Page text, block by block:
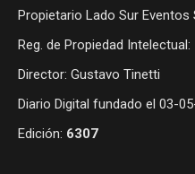
Propietario Lado Sur Eventos
Reg. de Propiedad Intelectual:
Director: Gustavo Tinetti
Diario Digital fundado el 03-
Edición: 6307